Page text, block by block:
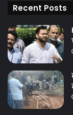
जानकारी के लिए हमेशा
Recent Posts